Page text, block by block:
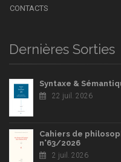
CONTACTS
Dernières Sorties
Syntaxe &
22 juil. 2026
Cahiers de
n°63/2026
2 juil. 2026